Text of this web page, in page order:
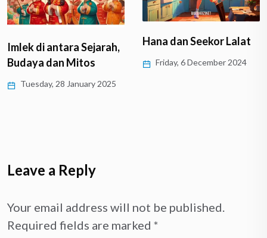
Imlek di antara Sejarah,
Budaya dan Mitos
Tuesday, 28 January 2025
Hana dan Seekor Lalat
Friday, 6 December 2024
Leave a Reply
Your email address will not be published.
Required fields are marked *